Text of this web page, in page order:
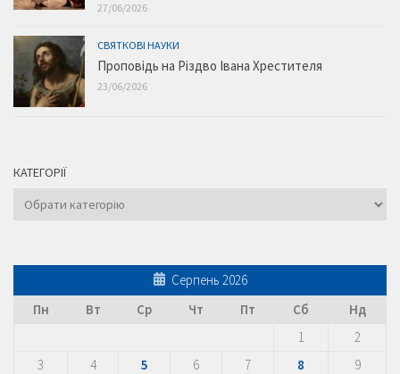
27/06/2026
СВЯТКОВІ НАУКИ
Проповідь на Різдво Івана Хрестителя
23/06/2026
КАТЕГОРІЇ
Категорії
Серпень 2026
Пн
Вт Ср Чт Пт Сб
Нд
1
2
3
4 5 6 7 8
9